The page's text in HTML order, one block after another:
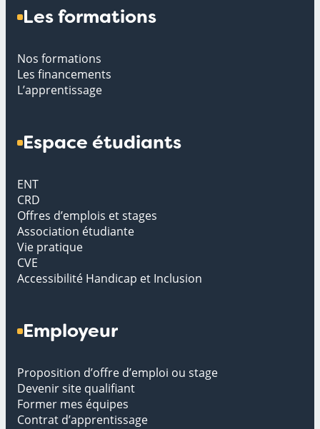
Les formations
Nos formations
Les financements
L’apprentissage
Espace étudiants
ENT
CRD
Offres d’emplois et stages
Association étudiante
Vie pratique
CVE
Accessibilité Handicap et Inclusion
Employeur
Proposition d’offre d’emploi ou stage
Devenir site qualifiant
Former mes équipes
Contrat d’apprentissage